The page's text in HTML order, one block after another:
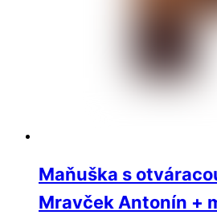
Maňuška s
Mravček Antonín +